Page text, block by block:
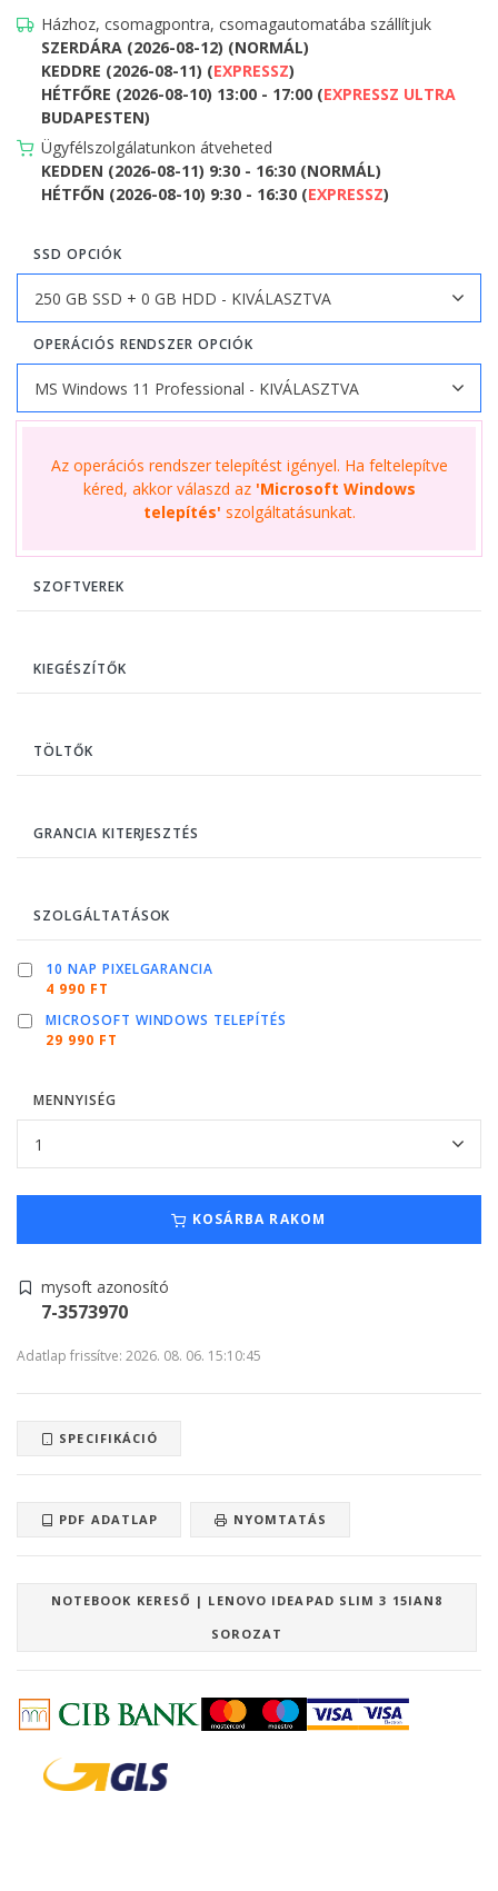
Házhoz, csomagpontra, csomagautomatába szállítjuk
SZERDÁRA (2026-08-12) (NORMÁL)
KEDDRE (2026-08-11) (EXPRESSZ)
HÉTFŐRE (2026-08-10) 13:00 - 17:00 (EXPRESSZ ULTRA
BUDAPESTEN)
Ügyfélszolgálatunkon átveheted
KEDDEN (2026-08-11) 9:30 - 16:30 (NORMÁL)
HÉTFŐN (2026-08-10) 9:30 - 16:30 (EXPRESSZ)
SSD OPCIÓK
OPERÁCIÓS RENDSZER OPCIÓK
Az operációs rendszer telepítést igényel. Ha feltelepítve
kéred, akkor válaszd az 'Microsoft Windows
telepítés' szolgáltatásunkat.
SZOFTVEREK
KIEGÉSZÍTŐK
TÖLTŐK
GRANCIA KITERJESZTÉS
SZOLGÁLTATÁSOK
10 NAP PIXELGARANCIA
4 990 FT
MICROSOFT WINDOWS TELEPÍTÉS
29 990 FT
MENNYISÉG
KOSÁRBA RAKOM
mysoft azonosító
7-3573970
Adatlap frissítve: 2026. 08. 06. 15:10:45
SPECIFIKÁCIÓ
PDF ADATLAP NYOMTATÁS
NOTEBOOK KERESŐ | LENOVO IDEAPAD SLIM 3 15IAN8
SOROZAT